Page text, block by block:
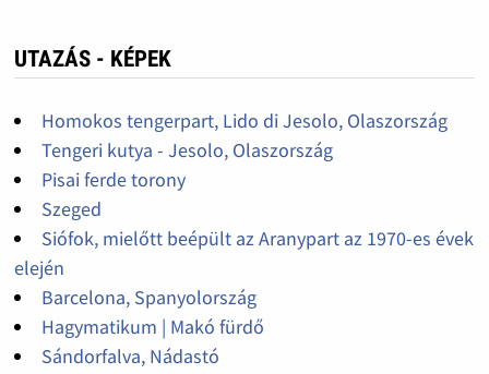
UTAZÁS - KÉPEK
Homokos tengerpart, Lido di Jesolo, Olaszország
Tengeri kutya - Jesolo, Olaszország
Pisai ferde torony
Szeged
Siófok, mielőtt beépült az Aranypart az 1970-es évek
elején
Barcelona, Spanyolország
Hagymatikum | Makó fürdő
Sándorfalva, Nádastó